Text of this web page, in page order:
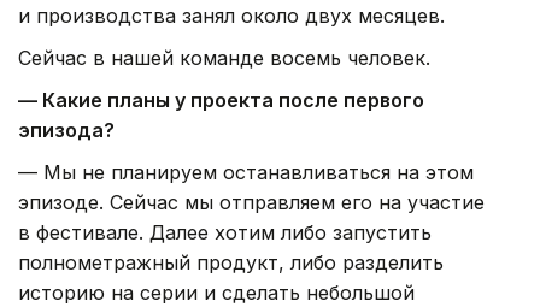
и производства занял около двух месяцев.
Сейчас в нашей команде восемь человек.
— Какие планы у проекта после первого
эпизода?
— Мы не планируем останавливаться на этом
эпизоде. Сейчас мы отправляем его на участие
в фестивале. Далее хотим либо запустить
полнометражный продукт, либо разделить
историю на серии и сделать небольшой